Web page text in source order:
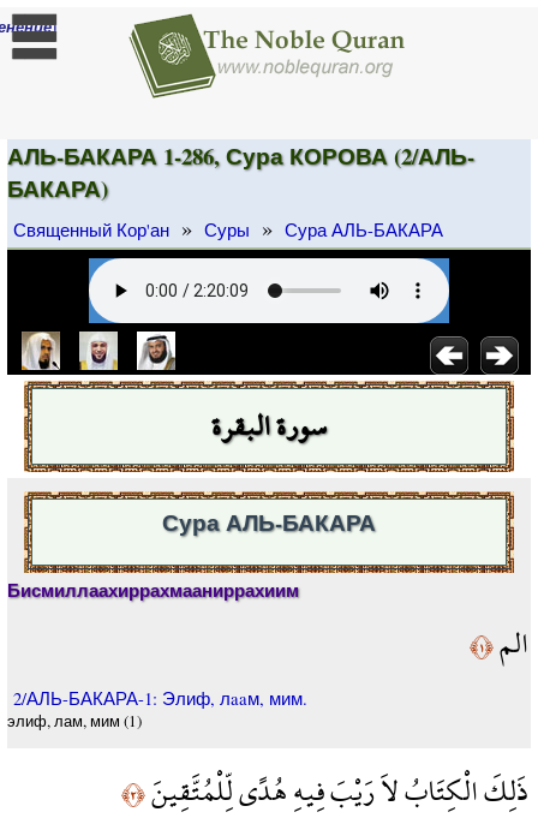
]
АЛЬ-БАКАРА 1-286, Сура КОРОВА (2/АЛЬ-
БАКАРА)
Священный Кор'ан » Суры » Сура АЛЬ-БАКАРА
سورة البقرة
Сура АЛЬ-БАКАРА
Бисмиллаахиррахмааниррахиим
الم﴿١﴾
2/АЛЬ-БАКАРА-1: Элиф, лaaм, мим.
элиф, лам, мим (1)
ذَلِكَ الْكِتَابُ لاَ رَيْبَ فِيهِ هُدًى لِّلْمُتَّقِينَ﴿٢﴾